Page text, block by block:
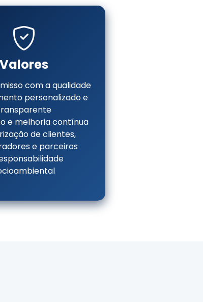
Valores
com a qualidade
personalizado e
e melhoria contínua
de clientes,
e parceiros